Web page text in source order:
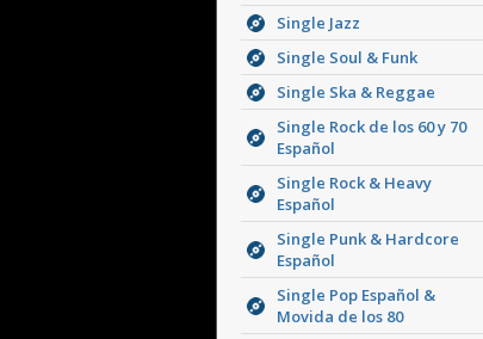
Single Jazz
Single Soul & Funk
Single Ska & Reggae
Single Rock de los 60 y 70
Español
Single Rock & Heavy
Español
Single Punk & Hardcore
Español
Single Pop Español &
Movida de los 80